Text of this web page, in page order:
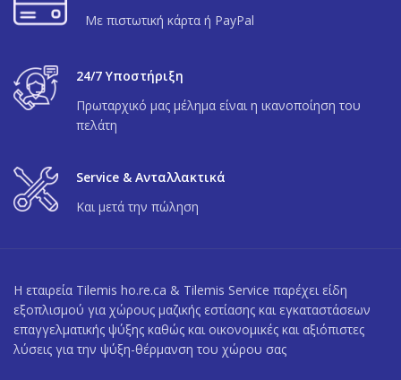
Με πιστωτική κάρτα ή PayPal
24/7 Υποστήριξη
Πρωταρχικό μας μέλημα είναι η ικανοποίηση του
πελάτη
Service & Ανταλλακτικά
Και μετά την πώληση
Η εταιρεία Tilemis ho.re.ca & Tilemis Service παρέχει είδη
εξοπλισμού για χώρους μαζικής εστίασης και εγκαταστάσεων
επαγγελματικής ψύξης καθώς και οικονομικές και αξιόπιστες
λύσεις για την ψύξη-θέρμανση του χώρου σας